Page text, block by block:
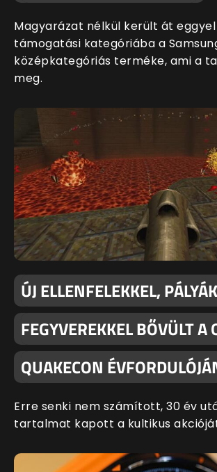
Magyarázat nélkül került át
támogatási kategóriába a
középkategóriás terméke, ami a
meg.
ÚJ ELLENFELEKKEL,
FEGYVEREKKEL BŐVÜLT A
QUAKECON
Erre senki nem számított, 30 év
tartalmat kapott a kultikus